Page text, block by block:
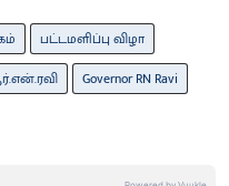
பட்டமளிப்பு விழா
Governor RN Ravi